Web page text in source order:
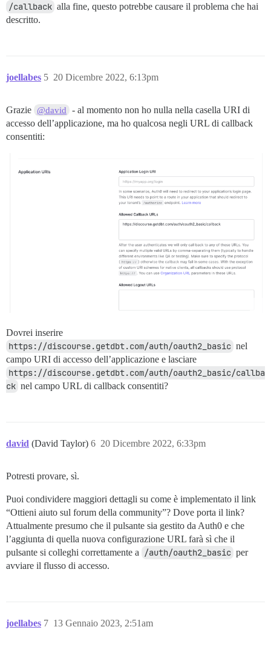
/callback alla fine, questo potrebbe causare il problema che hai
descritto.
joellabes 20 Dicembre 2022, 6:13pm
5
Grazie @david
- al momento non ho nulla nella casella URI di
accesso dell’applicazione, ma ho qualcosa negli URL di callback
consentiti:
Dovrei inserire
https://discourse.getdbt.com/auth/oauth2_basic nel
campo URI di accesso dell’applicazione e lasciare
https://discourse.getdbt.com/auth/oauth2_basic/callba
ck nel campo URL di callback consentiti?
david (David Taylor) 20 Dicembre 2022, 6:33pm
6
Potresti provare, sì.
Puoi condividere maggiori dettagli su come è implementato il link
“Ottieni aiuto sul forum della community”? Dove porta il link?
Attualmente presumo che il pulsante sia gestito da Auth0 e che
l’aggiunta di quella nuova configurazione URL farà sì che il
pulsante si colleghi correttamente a
/auth/oauth2_basic per
avviare il flusso di accesso.
joellabes 13 Gennaio 2023, 2:51am
7